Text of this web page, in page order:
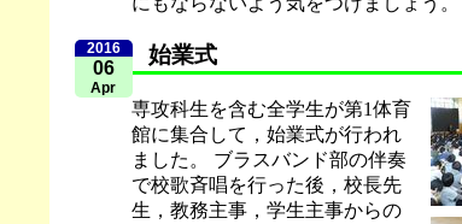
2016
06
Apr
始業式
専攻科生を含む全学生が第1体育
館に集合して，始業式が行われ
ました。 ブラスバンド部の伴奏
で校歌斉唱を行った後，校長先
生，教務主事，学生主事からの